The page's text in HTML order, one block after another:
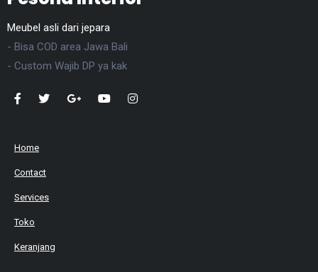
Meubel asli dari jepara
- Bisa COD area Jawa Bali
- Custom Wajib DP ya kak
Home
Contact
Services
Toko
Keranjang